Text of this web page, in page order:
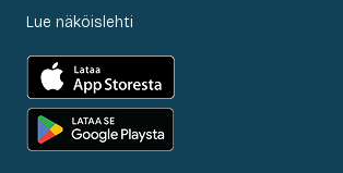
Lue näköislehti